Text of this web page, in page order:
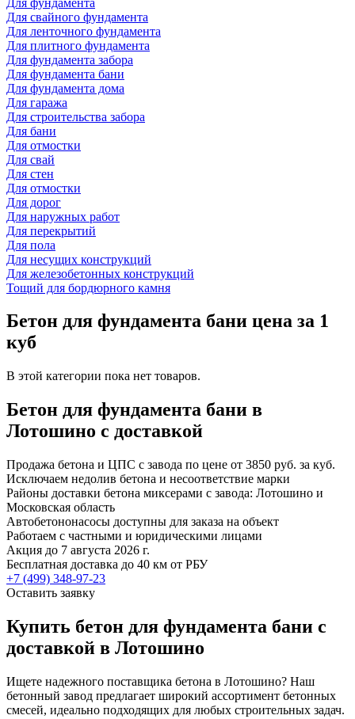
Для свайного фундамента
Для ленточного фундамента
Для плитного фундамента
Для фундамента забора
Для фундамента бани
Для фундамента дома
Для гаража
Для строительства забора
Для бани
Для отмостки
Для свай
Для стен
Для отмостки
Для дорог
Для наружных работ
Для перекрытий
Для пола
Для несущих конструкций
Для железобетонных конструкций
Тощий для бордюрного камня
Бетон для фундамента бани цена за 1
куб
В этой категории пока нет товаров.
Бетон для фундамента бани в
Лотошино с доставкой
Продажа бетона и ЦПС с завода по цене от 3850 руб. за куб.
Исключаем недолив бетона и несоответствие марки
Районы доставки бетона миксерами с завода: Лотошино и
Московская область
Автобетононасосы доступны для заказа на объект
Работаем с частными и юридическими лицами
Акция до 7 августа 2026 г.
Бесплатная доставка до 40 км от РБУ
+7 (499) 348-97-23
Оставить заявку
Купить бетон для фундамента бани с
доставкой в Лотошино
Ищете надежного поставщика бетона в Лотошино? Наш
бетонный завод предлагает широкий ассортимент бетонных
смесей, идеально подходящих для любых строительных задач.